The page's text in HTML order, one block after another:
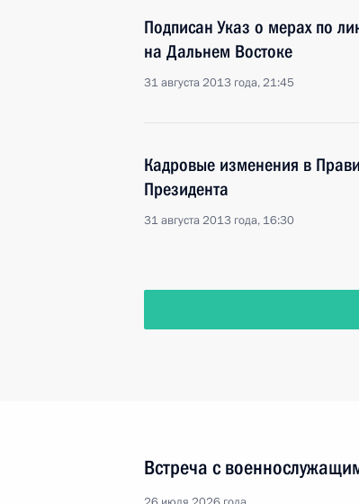
Подписан Указ о мерах по
на Дальнем Востоке
31 августа 2013 года, 21:45
Кадровые изменения в
Президента
31 августа 2013 года, 16:30
Встреча с